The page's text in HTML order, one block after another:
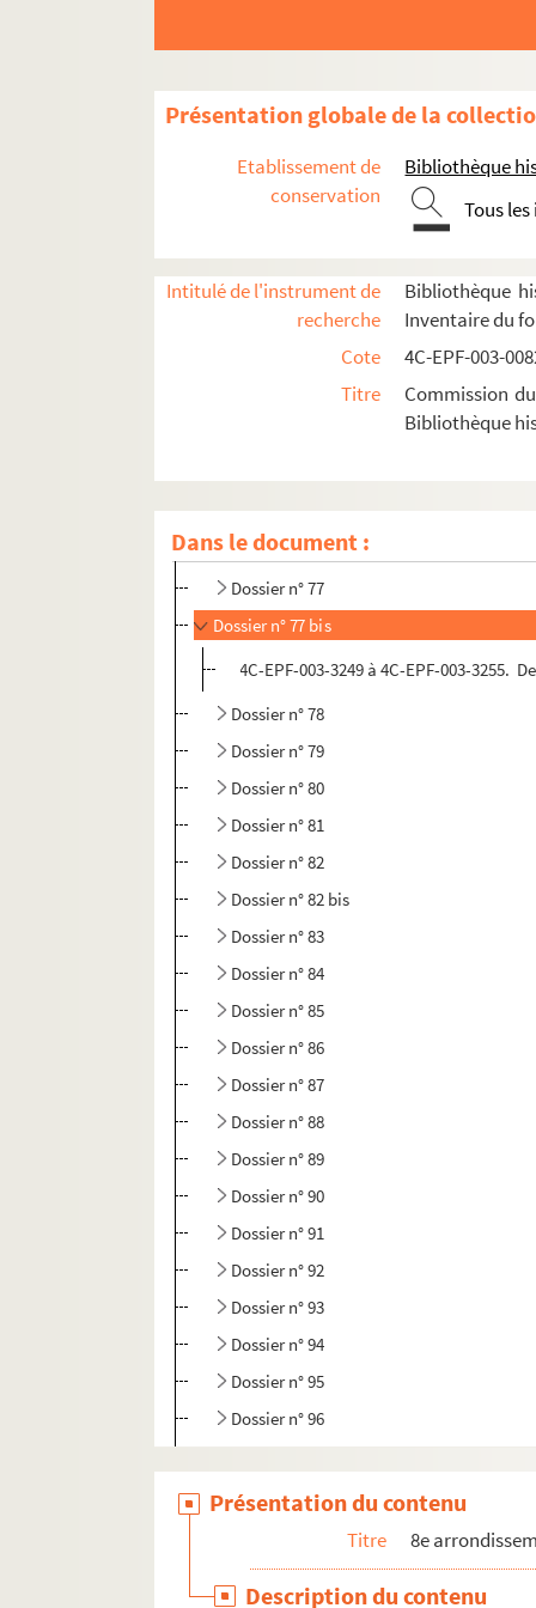
Présentation globale de la
Etablissement de
conservation
Bibliothèque
Tous
Intitulé de l'instrument de
recherche
Bibliothèque
Inventaire du
Cote
4C-EPF-003-
Titre
Commission
Bibliothèque
Dans le document :
Dossier n° 64
Dossier n° 66
Dossier n° 68
Dossier n° 69
Dossier n° 69 bis
Dossier n° 74
Dossier n° 75
Dossier n° 76
Dossier n° 77
Dossier n° 77 bis
4C-EPF-003-3249 à 4C-EPF-003-3255.
Dossier n° 78
Dossier n° 79
Dossier n° 80
Dossier n° 81
Dossier n° 82
Dossier n° 82 bis
Dossier n° 83
Dossier n° 84
Dossier n° 85
Dossier n° 86
Dossier n° 87
Dossier n° 88
Dossier n° 89
Dossier n° 90
Dossier n° 91
Dossier n° 92
Dossier n° 93
Dossier n° 94
Dossier n° 95
Dossier n° 96
Dossier n° 98
Dossier n° 99 bis
Présentation du contenu
Titre 8e
Description du contenu